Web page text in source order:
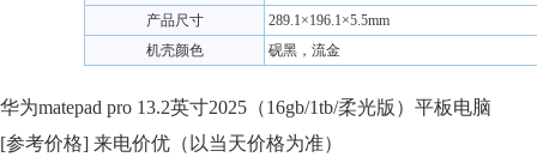
产品尺寸
289.1×196.1×5.5mm
机壳颜色
砚黑，流金
华为matepad pro 13.2英寸2025（16gb/1tb/柔光版）平板电脑
[参考价格] 来电价优（以当天价格为准）